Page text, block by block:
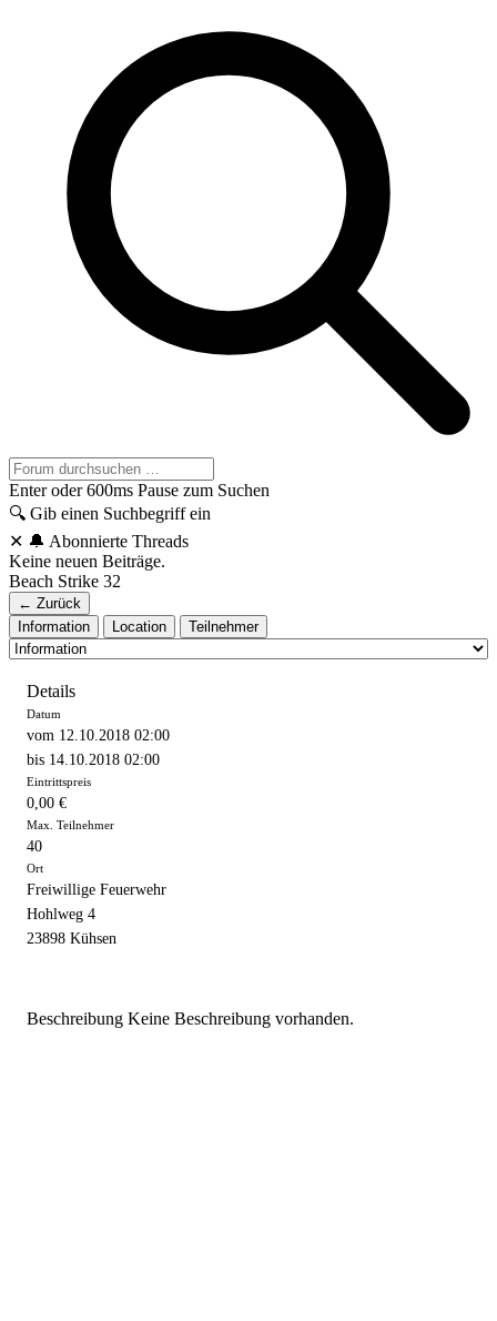
Enter oder 600ms Pause zum Suchen
🔍 Gib einen Suchbegriff ein
✕ 🔔 Abonnierte Threads
Keine neuen Beiträge.
Beach Strike 32
← Zurück
Information
Location Teilnehmer
Details
Datum
vom 12.10.2018 02:00
bis 14.10.2018 02:00
Eintrittspreis
0,00 €
Max. Teilnehmer
40
Ort
Freiwillige Feuerwehr
Hohlweg 4
23898 Kühsen
Beschreibung Keine Beschreibung vorhanden.